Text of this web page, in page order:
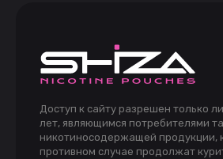
Доступ к сайту разрешен только
лет, являющимся потребителями
никотиносодержащей продукции,
противном случае продолжат